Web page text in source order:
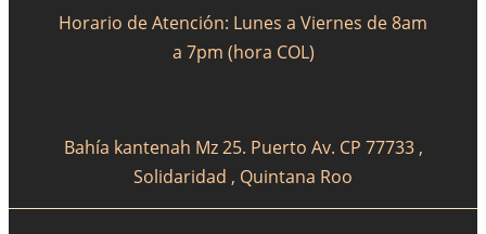
Horario de Atención: Lunes a Viernes de 8am
a 7pm (hora COL)
Bahía kantenah Mz 25. Puerto Av. CP 77733 ,
Solidaridad , Quintana Roo